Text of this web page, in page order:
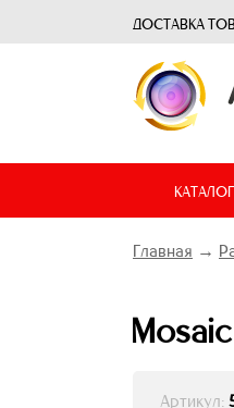
ДОСТАВКА
КАТАЛОГ
Главная →
Артикул: